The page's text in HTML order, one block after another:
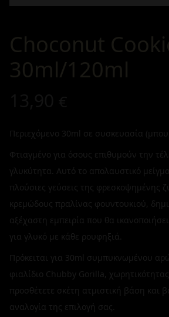
Choconut
30ml/120ml
Περιεχόμενο 30ml σε συσκευασία
Φτιαγμένο για όσους επιθυμούν την
γλυκύτητα. Αυτό το απολαυστικό μείγμα
πλούσιες γεύσεις της φρεσκοψημένης
κρεμώδους πραλίνας φουντουκιού,
αξέχαστη εμπειρία που θα
για γλυκό με κάθε ρουφηξιά.
Πρόκειται για 30ml συμπυκνωμένου
φιαλίδιο Chubby Gorilla,
προσθέτετε σκέτη ατμιστική βάση και
αναλογία της επιλογή σας.